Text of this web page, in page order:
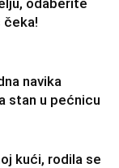
čeka!
navika
stan u pećnicu
kući, rodila se